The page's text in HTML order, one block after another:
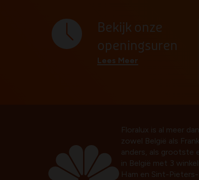
Bekijk onze
openingsuren
Lees Meer
Floralux is al meer
zowel België als
anders, als grootste
in België met 3
Ham en Sint-